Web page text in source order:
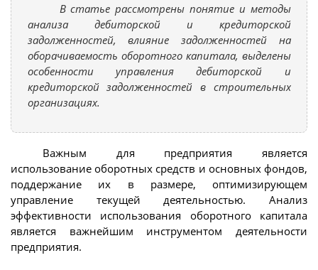
В статье рассмотрены понятие и методы
анализа дебиторской и кредиторской
задолженностей, влияние задолженностей на
оборачиваемость оборотного капитала, выделены
особенности управления дебиторской и
кредиторской задолженностей в строительных
организациях.
Важным для предприятия является
использование оборотных средств и основных фондов,
поддержание их в размере, оптимизирующем
управление текущей деятельностью. Анализ
эффективности использования оборотного капитала
является важнейшим инструментом деятельности
предприятия.